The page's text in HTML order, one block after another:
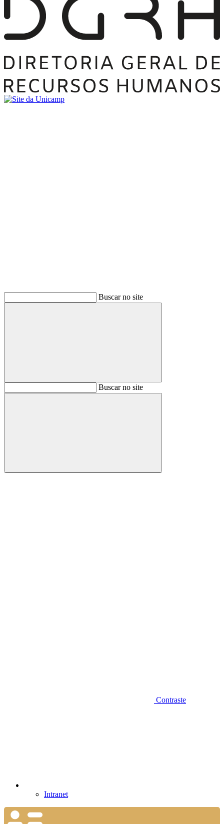
Buscar no site
BuscarBuscar no site
Buscar
Contraste
Intranet